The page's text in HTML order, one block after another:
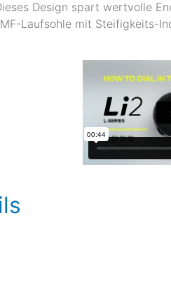
Design spart wertvolle
Laufsohle mit Steifigkeits-